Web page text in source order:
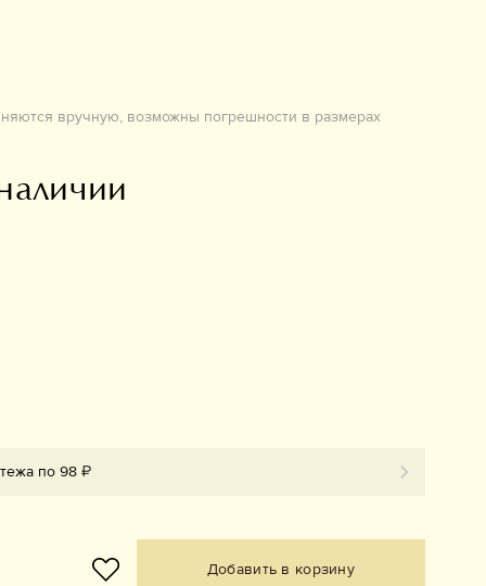
вручную, возможны погрешности в размерах
по 98 ₽
Добавить в корзину